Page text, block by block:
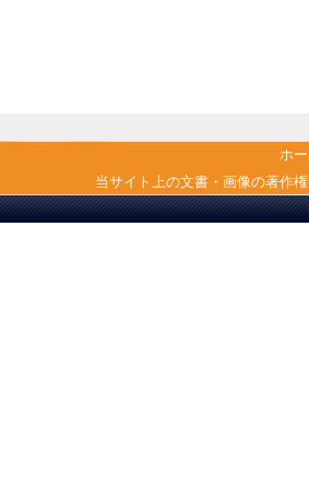
ホ
当サイト上の文書・画像の著作